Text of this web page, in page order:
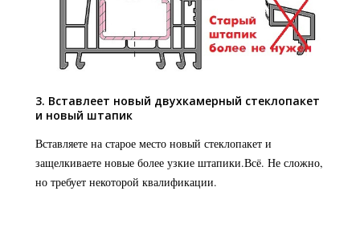
3. Вставлеет новый двухкамерный стеклопакет
и новый штапик
Вставляете на старое место новый стеклопакет и
защелкиваете новые более узкие штапики.Всё. Не сложно,
но требует некоторой квалификации.